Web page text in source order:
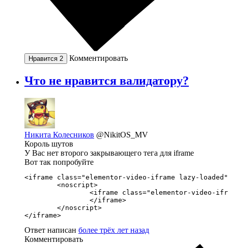
Нравится 2 Комментировать
Что не нравится валидатору?
Никита Колесников @NikitOS_MV
Король шутов
У Вас нет второго закрывающего тега для iframe
Вот так попробуйте
<iframe class="elementor-video-iframe lazy-loaded"
</iframe>
Ответ написан более трёх лет назад
Комментировать